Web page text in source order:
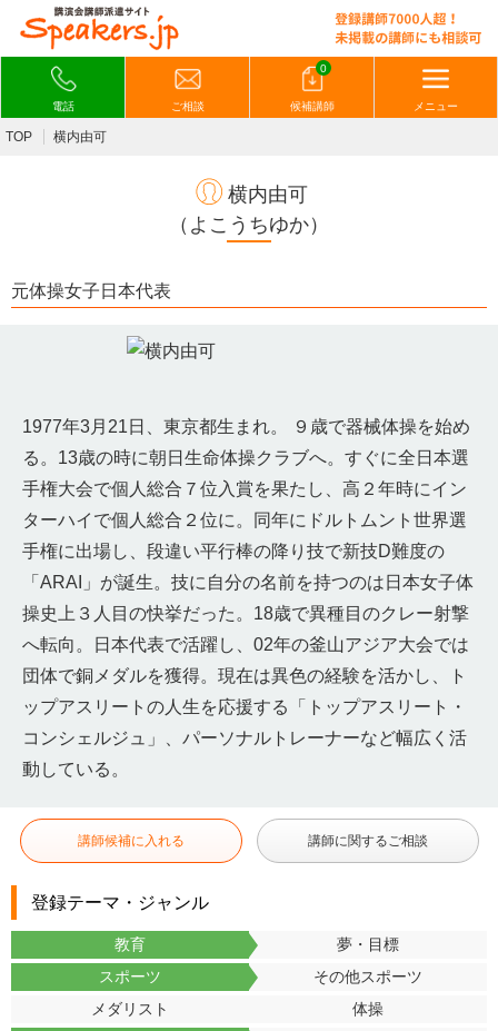
電話 ご相談
0
候補講師 メニュー
TOP 横内由可
横内由可
（よこうちゆか）
元体操女子日本代表
1977年3月21日、東京都生まれ。 ９歳で器械体操を始め
る。13歳の時に朝日生命体操クラブへ。すぐに全日本選
手権大会で個人総合７位入賞を果たし、高２年時にイン
ターハイで個人総合２位に。同年にドルトムント世界選
手権に出場し、段違い平行棒の降り技で新技D難度の
「ARAI」が誕生。技に自分の名前を持つのは日本女子体
操史上３人目の快挙だった。18歳で異種目のクレー射撃
へ転向。日本代表で活躍し、02年の釜山アジア大会では
団体で銅メダルを獲得。現在は異色の経験を活かし、ト
ップアスリートの人生を応援する「トップアスリート・
コンシェルジュ」、パーソナルトレーナーなど幅広く活
動している。
講師候補に入れる 講師に関するご相談
登録テーマ・ジャンル
教育
夢・目標
スポーツ
その他スポーツ
メダリスト
体操